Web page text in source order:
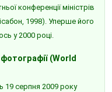
конференції міністрів
1998). Уперше його
у 2000 році.
(World
19 серпня 2009 року